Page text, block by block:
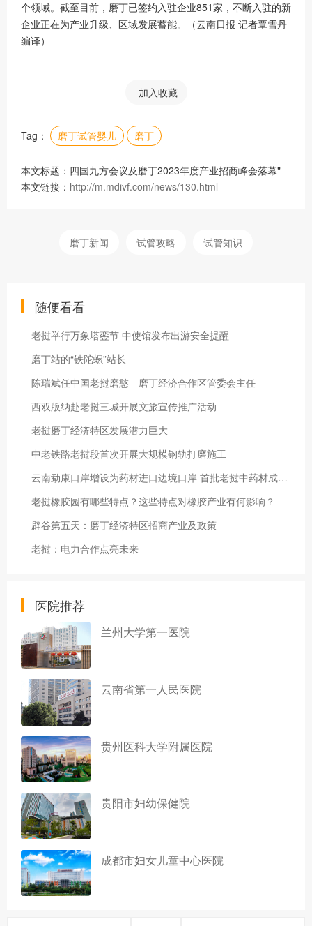
个领域。截至目前，磨丁已签约入驻企业851家，不断入驻的新
企业正在为产业升级、区域发展蓄能。（云南日报 记者覃雪丹
编译）
加入收藏
Tag： 磨丁试管婴儿 磨丁
本文标题：四国九方会议及磨丁2023年度产业招商峰会落幕"
本文链接： http://m.mdivf.com/news/130.html
磨丁新闻 试管攻略 试管知识
随便看看
老挝举行万象塔銮节 中使馆发布出游安全提醒
磨丁站的“铁陀螺”站长
陈瑞斌任中国老挝磨憨—磨丁经济合作区管委会主任
西双版纳赴老挝三城开展文旅宣传推广活动
老挝磨丁经济特区发展潜力巨大
中老铁路老挝段首次开展大规模钢轨打磨施工
云南勐康口岸增设为药材进口边境口岸 首批老挝中药材成功入境
老挝橡胶园有哪些特点？这些特点对橡胶产业有何影响？
辟谷第五天：磨丁经济特区招商产业及政策
老挝：电力合作点亮未来
医院推荐
兰州大学第一医院
云南省第一人民医院
贵州医科大学附属医院
贵阳市妇幼保健院
成都市妇女儿童中心医院